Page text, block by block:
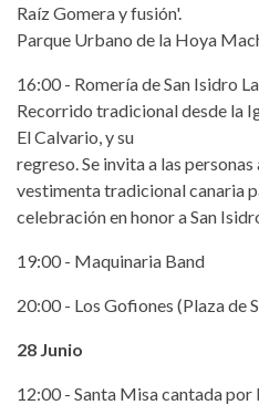
Raíz Gomera y fusión'.
Parque Urbano de la Hoya
16:00 - Romería de San Isidro
Recorrido tradicional desde la
El Calvario, y su
regreso. Se invita a las
vestimenta tradicional canaria
celebración en honor a San
19:00 - Maquinaria Band
20:00 - Los Gofiones (Plaza de
28 Junio
12:00 - Santa Misa cantada